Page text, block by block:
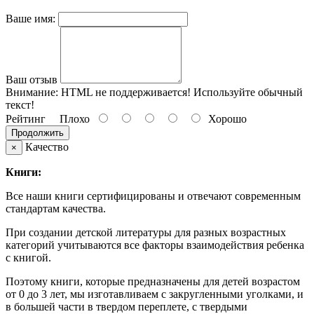
Ваше имя:
Ваш отзыв
Внимание: HTML не поддерживается! Используйте обычный
текст!
Рейтинг Плохо Хорошо
Продолжить
×
Качество
Книги:
Все наши книги сертифицированы и отвечают современным
стандартам качества.
При создании детской литературы для разных возрастных
категорий учитываются все факторы взаимодействия ребенка
с книгой.
Поэтому книги, которые предназначены для детей возрастом
от 0 до 3 лет, мы изготавливаем с закругленными уголками, и
в большей части в твердом переплете, с твердыми